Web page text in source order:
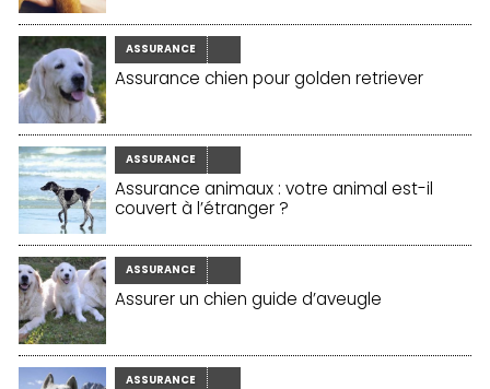
ASSURANCE
Assurance chien pour golden retriever
ASSURANCE
Assurance animaux : votre animal est-il
couvert à l’étranger ?
ASSURANCE
Assurer un chien guide d’aveugle
ASSURANCE